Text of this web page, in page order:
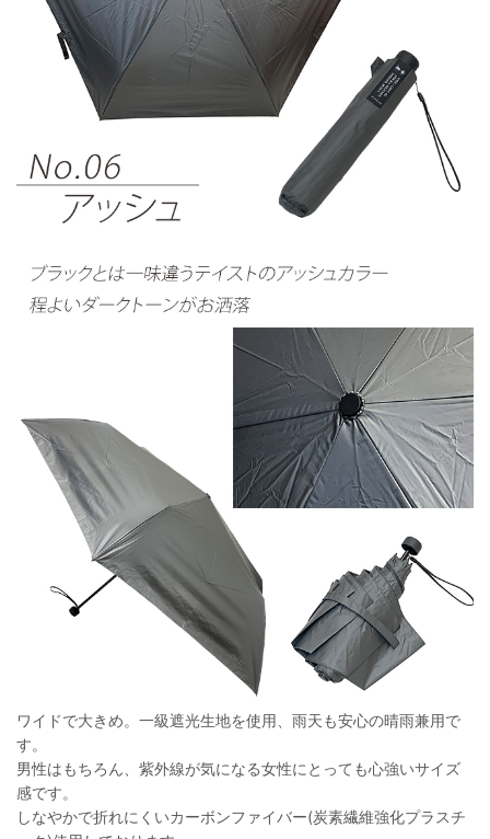
ワイドで大きめ。一級遮光生地を使用、雨天も安心の晴雨兼用で
す。
男性はもちろん、紫外線が気になる女性にとっても心強いサイズ
感です。
しなやかで折れにくいカーボンファイバー(炭素繊維強化プラスチ